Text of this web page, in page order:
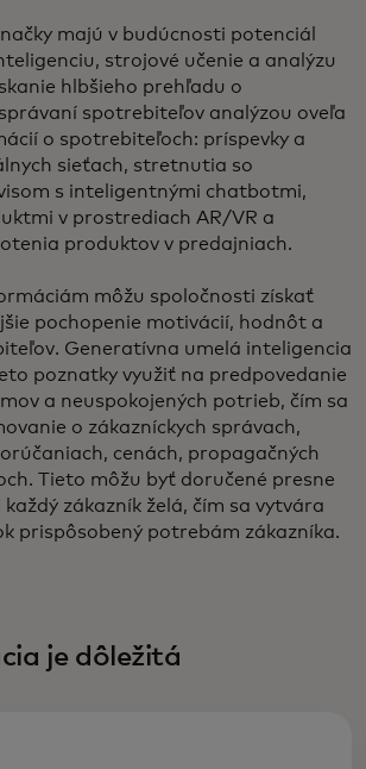
majú v budúcnosti potenciál
strojové učenie a analýzu
hlbšieho prehľadu o
spotrebiteľov analýzou oveľa
o spotrebiteľoch: príspevky a
sieťach, stretnutia so
s inteligentnými chatbotmi,
v prostrediach AR/VR a
produktov v predajniach.
môžu spoločnosti získať
pochopenie motivácií, hodnôt a
Generatívna umelá inteligencia
poznatky využiť na predpovedanie
a neuspokojených potrieb, čím sa
o zákazníckych správach,
cenách, propagačných
Tieto môžu byť doručené presne
každý zákazník želá, čím sa vytvára
prispôsobený potrebám zákazníka.
je dôležitá